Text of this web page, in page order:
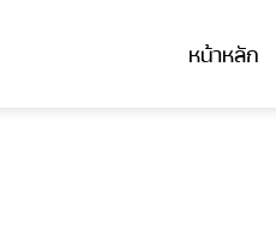
หน้าหลัก